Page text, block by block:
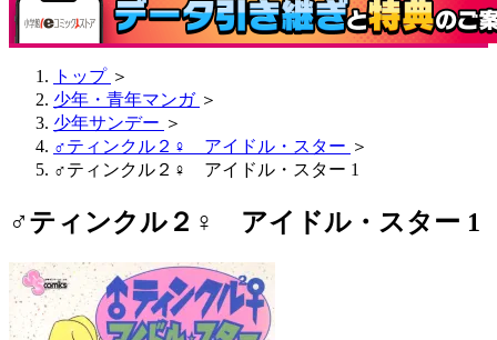
トップ ＞
少年・青年マンガ ＞
少年サンデー ＞
♂ティンクル２♀ アイドル・スター ＞
♂ティンクル２♀ アイドル・スター 1
♂ティンクル２♀ アイドル・スター 1